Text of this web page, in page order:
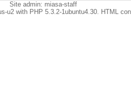
Site admin: miasa-staff
u2 with PHP 5.3.2-1ubuntu4.30. HTML